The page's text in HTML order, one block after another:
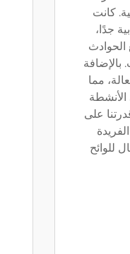
كانت
جدًا،
مما
على
للوائح